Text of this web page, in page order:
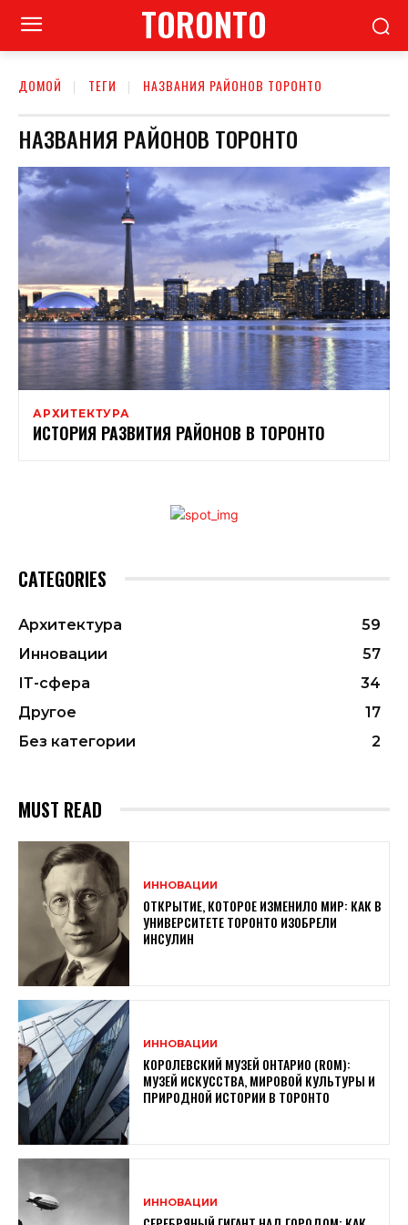
TORONTO
ДОМОЙ ТЕГИ НАЗВАНИЯ РАЙОНОВ ТОРОНТО
НАЗВАНИЯ РАЙОНОВ ТОРОНТО
АРХИТЕКТУРА
ИСТОРИЯ РАЗВИТИЯ РАЙОНОВ В ТОРОНТО
CATEGORIES
Архитектура
59
Инновации
57
ІТ-сфера
34
Другое
17
Без категории
2
MUST READ
ИННОВАЦИИ
ОТКРЫТИЕ, КОТОРОЕ ИЗМЕНИЛО МИР: КАК В
УНИВЕРСИТЕТЕ ТОРОНТО ИЗОБРЕЛИ
ИНСУЛИН
ИННОВАЦИИ
КОРОЛЕВСКИЙ МУЗЕЙ ОНТАРИО (ROM):
МУЗЕЙ ИСКУССТВА, МИРОВОЙ КУЛЬТУРЫ И
ПРИРОДНОЙ ИСТОРИИ В ТОРОНТО
ИННОВАЦИИ